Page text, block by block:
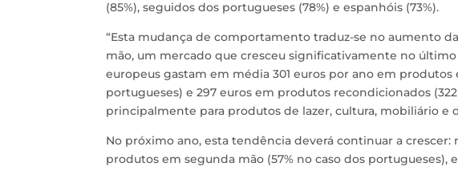
(85%), seguidos dos portugueses (78%) e espanhóis (73%).
“Esta mudança de comportamento traduz-se no aumento
mão, um mercado que cresceu significativamente no
europeus gastam em média 301 euros por ano em
portugueses) e 297 euros em produtos recondicionados
principalmente para produtos de lazer, cultura, mobiliário e
No próximo ano, esta tendência deverá continuar a
produtos em segunda mão (57% no caso dos